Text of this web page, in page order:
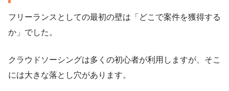
フリーランスとしての最初の壁は「どこで案件を獲得する
か」でした。
クラウドソーシングは多くの初心者が利用しますが、そこ
には大きな落とし穴があります。